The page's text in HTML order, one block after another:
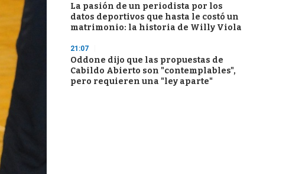
La pasión de un periodista por los
datos deportivos que hasta le costó un
matrimonio: la historia de Willy Viola
21:07
Oddone dijo que las propuestas de
Cabildo Abierto son "contemplables",
pero requieren una "ley aparte"